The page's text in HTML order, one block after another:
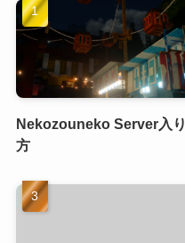
Nekozouneko Server入り
方